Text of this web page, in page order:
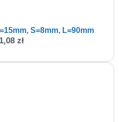
S=8mm, L=90mm
zł